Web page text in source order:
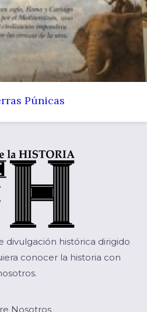
Púnicas
divulgación histórica dirigido
conocer la historia con
Nosotros